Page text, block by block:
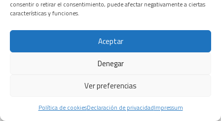
consentir o retirar el consentimiento, puede afectar negativamente a ciertas
características y funciones.
Aceptar
Denegar
Ver preferencias
Política de cookiesDeclaración de privacidadImpressum